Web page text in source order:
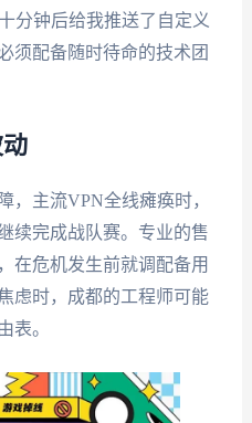
分钟后给我推送了自定义
须配备随时待命的技术团
，主流VPN全线瘫痪时，
续完成战队赛。专业的售
在危机发生前就调配备用
虑时，成都的工程师可能
表。